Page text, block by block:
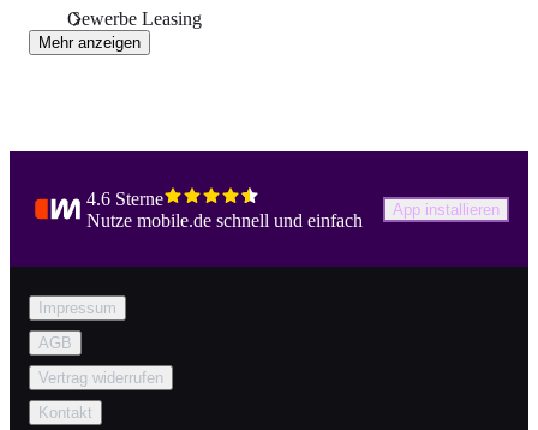
Gewerbe Leasing
Mehr anzeigen
4.6 Sterne
Nutze mobile.de schnell und einfach
App installieren
Impressum
AGB
Vertrag widerrufen
Kontakt